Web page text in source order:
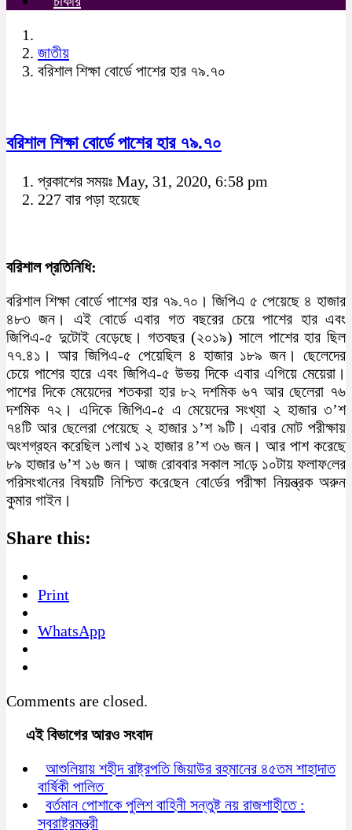
জাতীয়
বরিশাল শিক্ষা বোর্ডে পাশের হার ৭৯.৭০
বরিশাল শিক্ষা বোর্ডে পাশের হার ৭৯.৭০
প্রকাশের সময়ঃ May, 31, 2020, 6:58 pm
227 বার পড়া হয়েছে
বরিশাল প্রতিনিধি:
বরিশাল শিক্ষা বোর্ডে পাশের হার ৭৯.৭০। জিপিএ ৫ পেয়েছে ৪ হাজার
৪৮৩ জন। এই বোর্ডে এবার গত বছরের চেয়ে পাশের হার এবং
জিপিএ-৫ দুটোই বেড়েছে। গতবছর (২০১৯) সালে পাশের হার ছিল
৭৭.৪১। আর জিপিএ-৫ পেয়েছিল ৪ হাজার ১৮৯ জন। ছেলেদের
চেয়ে পাশের হারে এবং জিপিএ-৫ উভয় দিকে এবার এগিয়ে মেয়েরা।
পাশের দিকে মেয়েদের শতকরা হার ৮২ দশমিক ৬৭ আর ছেলেরা ৭৬
দশমিক ৭২। এদিকে জিপিএ-৫ এ মেয়েদের সংখ্যা ২ হাজার ৩’শ
৭৪টি আর ছেলেরা পেয়েছে ২ হাজার ১’শ ৯টি। এবার মোট পরীক্ষায়
অংশগ্রহন করেছিল ১লাখ ১২ হাজার ৪’শ ৩৬ জন। আর পাশ করেছে
৮৯ হাজার ৬’শ ১৬ জন। আজ ‌রোববার সকাল সা‌ড়ে ১০টায় ফলাফ‌লের
প‌রিসংখা‌নের বিষয়‌টি নি‌শ্চিত ক‌রে‌ছেন বো‌র্ডের পরীক্ষা নিয়ন্ত্রক অরুন
কুমার গাইন।
Share this:
Print
WhatsApp
Comments are closed.
এই বিভাগের আরও সংবাদ
আশুলিয়ায় শহীদ রাষ্ট্রপতি জিয়াউর রহমানের ৪৫তম শাহাদাত
বার্ষিকী পালিত
বর্তমান পোশাকে পুলিশ বাহিনী সন্তুষ্ট নয় রাজশাহীতে :
স্বরাষ্ট্রমন্ত্রী